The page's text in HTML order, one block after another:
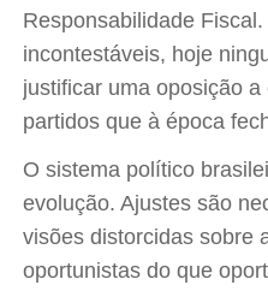
Responsabilidade
incontestáveis, hoje
justificar uma oposição
partidos que à época
O sistema político
evolução. Ajustes são
visões distorcidas sobre
oportunistas do que